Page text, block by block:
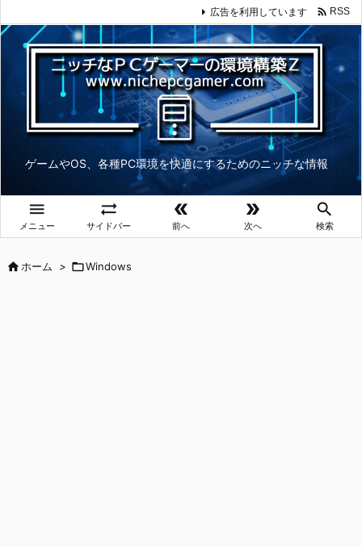
ゲームやOS、各種PC環境を快適にするためのニッチな情報

メニュー

サイドバー

前へ

次へ

検索
広告を利用しています  RSS
ホーム > Windows